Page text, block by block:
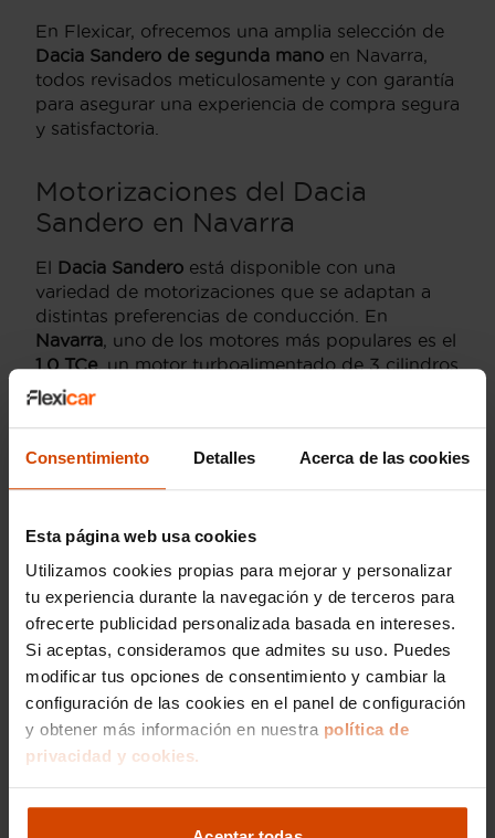
Consentimiento Detalles Acerca de las cookies
Esta página web usa cookies
Utilizamos cookies propias para mejorar y personalizar
tu experiencia durante la navegación y de terceros para
ofrecerte publicidad personalizada basada en intereses.
Si aceptas, consideramos que admites su uso. Puedes
modificar tus opciones de consentimiento y cambiar la
configuración de las cookies en el panel de configuración
y obtener más información en nuestra política de
privacidad y cookies.
En Flexicar, ofrecemos una amplia selección de
Dacia Sandero de segunda mano en Navarra,
todos revisados meticulosamente y con garantía
para asegurar una experiencia de compra segura
y satisfactoria.
Motorizaciones del Dacia
Sandero en Navarra
El Dacia Sandero está disponible con una
variedad de motorizaciones que se adaptan a
distintas preferencias de conducción. En
Navarra, uno de los motores más populares es el
1.0 TCe, un motor turboalimentado de 3 cilindros
que ofrece un buen equilibrio entre rendimiento
y eficiencia de combustible.
Para los conductores que priorizan la economía
como GLP, lo que reduce considerablemente los
costes de combustible. Esta motorización
también es atractiva para quienes están
interesados en un vehículo con menor impacto
ambiental.
En nuestra selección de
coches de segunda
Navarra
, encontrarás estas opciones de
motorización, todas ellas revisadas y disponibles
con garantía. Flexicar se compromete a ofrecer
vehículos en óptimas condiciones, asegurando
que cada cliente obtenga un coche fiable y
eficiente.